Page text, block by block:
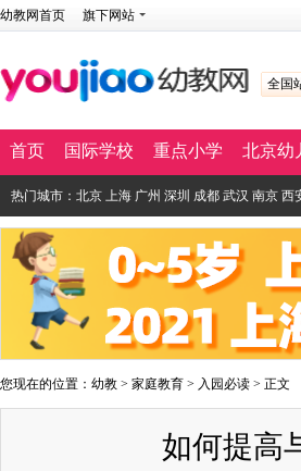
幼教网首页 旗下网站
全国
首页 国际学校 重点小学 北京幼
热门城市： 北京 上海 广州 深圳 成都 武汉 南京 西
您现在的位置： 幼教 > 家庭教育 > 入园必读 > 正文
如何提高